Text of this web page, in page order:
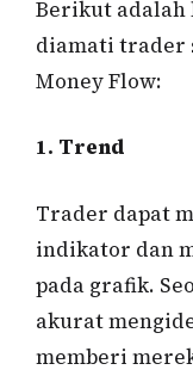
Berikut adalah
diamati trader
Money Flow:
1. Trend
Trader dapat
indikator dan
pada grafik.
akurat
memberi